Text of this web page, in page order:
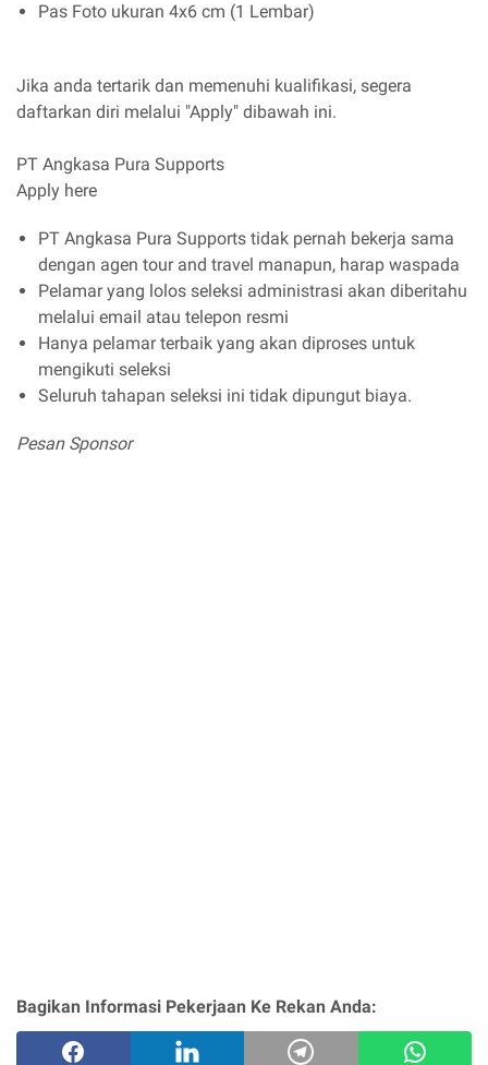
Pas Foto ukuran 4x6 cm (1 Lembar)
Jika anda tertarik dan memenuhi kualifikasi, segera
daftarkan diri melalui "Apply" dibawah ini.
PT Angkasa Pura Supports
Apply here
PT Angkasa Pura Supports tidak pernah bekerja sama
dengan agen tour and travel manapun, harap waspada
Pelamar yang lolos seleksi administrasi akan diberitahu
melalui email atau telepon resmi
Hanya pelamar terbaik yang akan diproses untuk
mengikuti seleksi
Seluruh tahapan seleksi ini tidak dipungut biaya.
Pesan Sponsor
Bagikan Informasi Pekerjaan Ke Rekan Anda: